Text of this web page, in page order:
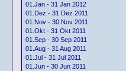
01.Jan - 31 Jan 2012
01.Dez - 31 Dez 2011
01.Nov - 30 Nov 2011
01.Okt - 31 Okt 2011
01.Sep - 30 Sep 2011
01.Aug - 31 Aug 2011
01.Jul - 31 Jul 2011
01.Jun - 30 Jun 2011